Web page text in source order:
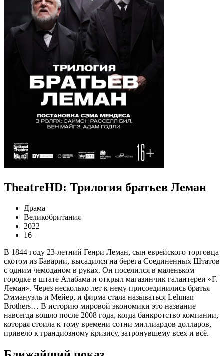
TheatreHD: Трилогия братьев Леман
Драма
Великобритания
2022
16+
В 1844 году 23-летний Генри Леман, сын еврейского торговца
скотом из Баварии, высадился на берега Соединенных Штатов
с одним чемоданом в руках. Он поселился в маленьком
городке в штате Алабама и открыл магазинчик галантереи «Г.
Леман». Через несколько лет к нему присоединились братья –
Эммануэль и Мейер, и фирма стала называться Lehman
Brothers… В историю мировой экономики это название
навсегда вошло после 2008 года, когда банкротство компании,
которая стоила к тому времени сотни миллиардов долларов,
привело к грандиозному кризису, затронувшему всех и всё.